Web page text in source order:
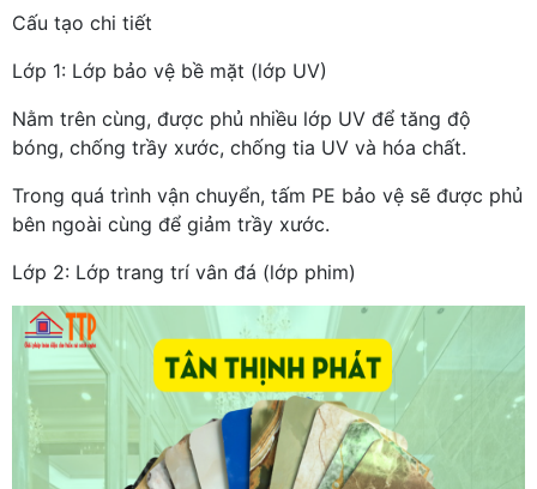
Cấu tạo chi tiết
Lớp 1: Lớp bảo vệ bề mặt (lớp UV)
Nằm trên cùng, được phủ nhiều lớp UV để tăng độ
bóng, chống trầy xước, chống tia UV và hóa chất.
Trong quá trình vận chuyển, tấm PE bảo vệ sẽ được phủ
bên ngoài cùng để giảm trầy xước.
Lớp 2: Lớp trang trí vân đá (lớp phim)